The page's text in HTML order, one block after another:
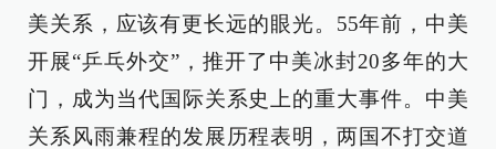
美关系，应该有更长远的眼光。55年前，中美
开展“乒乓外交”，推开了中美冰封20多年的大
门，成为当代国际关系史上的重大事件。中美
关系风雨兼程的发展历程表明，两国不打交道